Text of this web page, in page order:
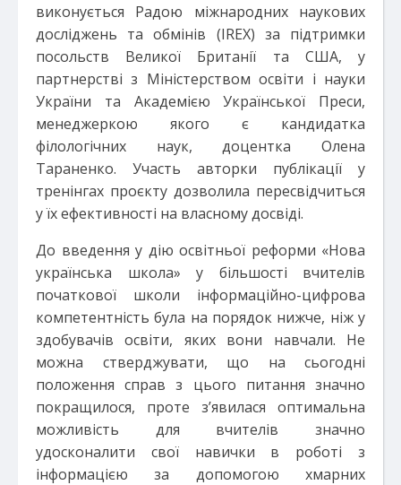
виконується Радою міжнародних наукових
досліджень та обмінів (IREX) за підтримки
посольств Великої Британії та США, у
партнерстві з Міністерством освіти і науки
України та Академією Української Преси,
менеджеркою якого є кандидатка
філологічних наук, доцентка Олена
Тараненко. Участь авторки публікації у
тренінгах проєкту дозволила пересвідчиться
у їх ефективності на власному досвіді.
До введення у дію освітньої реформи «Нова
українська школа» у більшості вчителів
початкової школи інформаційно-цифрова
компетентність була на порядок нижче, ніж у
здобувачів освіти, яких вони навчали. Не
можна стверджувати, що на сьогодні
положення справ з цього питання значно
покращилося, проте з’явилася оптимальна
можливість для вчителів значно
удосконалити свої навички в роботі з
інформацією за допомогою хмарних